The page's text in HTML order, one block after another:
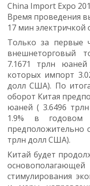
China Import Expo
Время проведения
17 мин электричкой
Только за первые
внешнеторговый
7.1671 трлн
которых импорт
долл США). По
оборот Китая
юаней ( 3.6496
1.9% в годовом
предположительно
трлн долл США).
Китай будет
стимулирования